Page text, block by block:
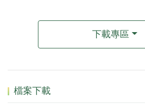
下載專區
檔案下載